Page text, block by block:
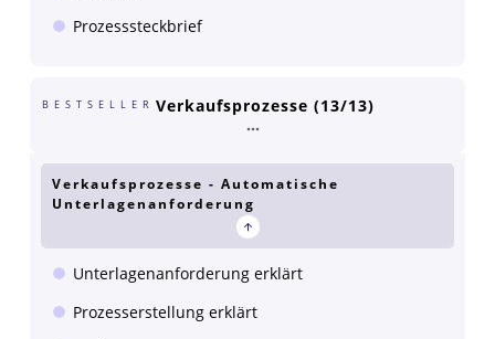
Prozesssteckbrief
BESTSELLER Verkaufsprozesse (13/13)
Verkaufsprozesse - Automatische
Unterlagenanforderung
Unterlagenanforderung erklärt
Prozesserstellung erklärt